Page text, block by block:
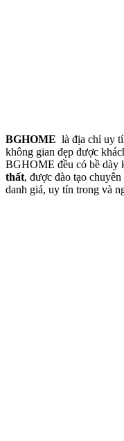
BGHOME là địa chỉ uy
không gian đẹp được
BGHOME đều có bề dày
thất, được đào tạo
danh giá, uy tín trong và